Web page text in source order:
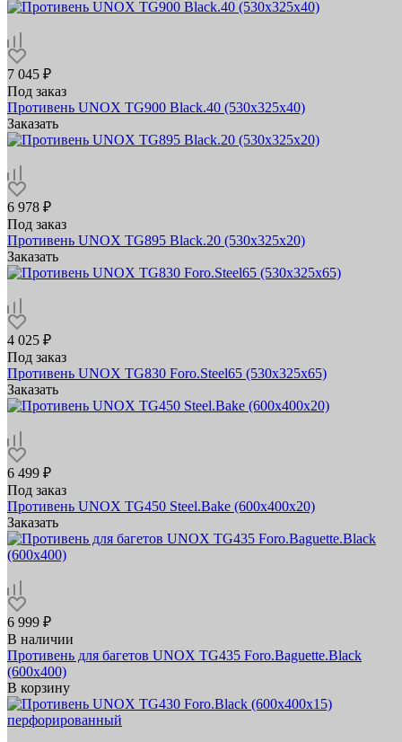
7 045 ₽
Под заказ
Противень UNOX TG900 Black.40 (530x325x40)
Заказать
6 978 ₽
Под заказ
Противень UNOX TG895 Black.20 (530x325x20)
Заказать
4 025 ₽
Под заказ
Противень UNOX TG830 Foro.Steel65 (530x325x65)
Заказать
6 499 ₽
Под заказ
Противень UNOX TG450 Steel.Bake (600x400x20)
Заказать
6 999 ₽
В наличии
Противень для багетов UNOX TG435 Foro.Baguette.Black
(600x400)
В корзину